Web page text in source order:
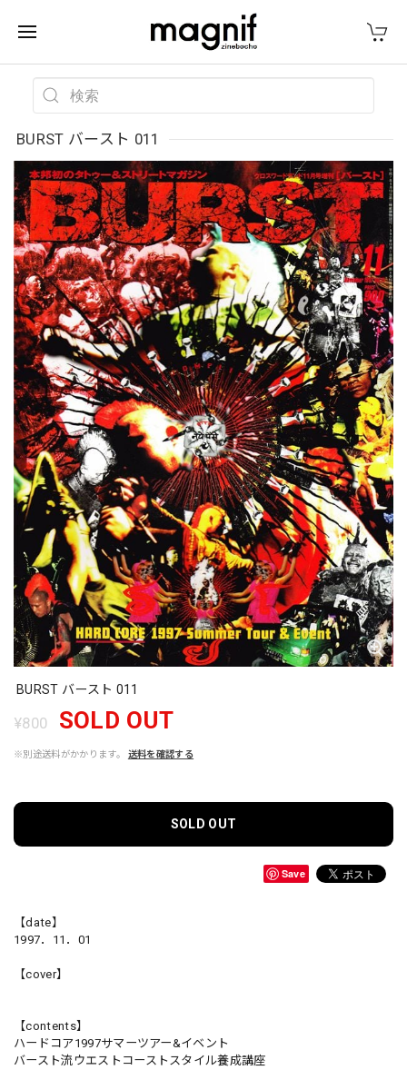
BURST バースト 011
BURST バースト 011
¥800 SOLD OUT
※別途送料がかかります。 送料を確認する
SOLD OUT
Save
【date】
1997．11．01
【cover】
【contents】
ハードコア1997サマーツアー&イベント
バースト流ウエストコーストスタイル養成講座